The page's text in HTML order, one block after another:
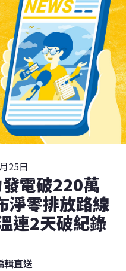
25日
電破220萬
淨零排放路線
連2天破紀錄
輯直送